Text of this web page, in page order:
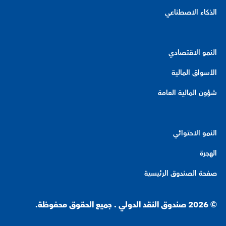
الذكاء الاصطناعي
النمو الاقتصادي
الأسواق المالية
شؤون المالية العامة
النمو الاحتوائي
الهجرة
صفحة الصندوق الرئيسية
© 2026 صندوق النقد الدولي . جميع الحقوق محفوظة.